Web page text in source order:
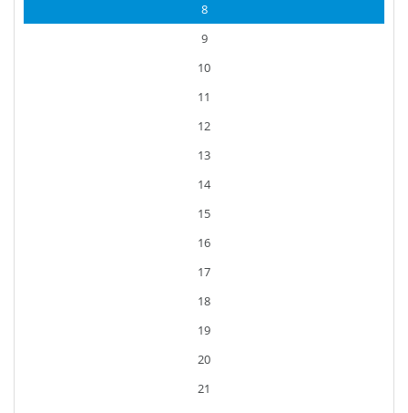
8
9
10
11
12
13
14
15
16
17
18
19
20
21